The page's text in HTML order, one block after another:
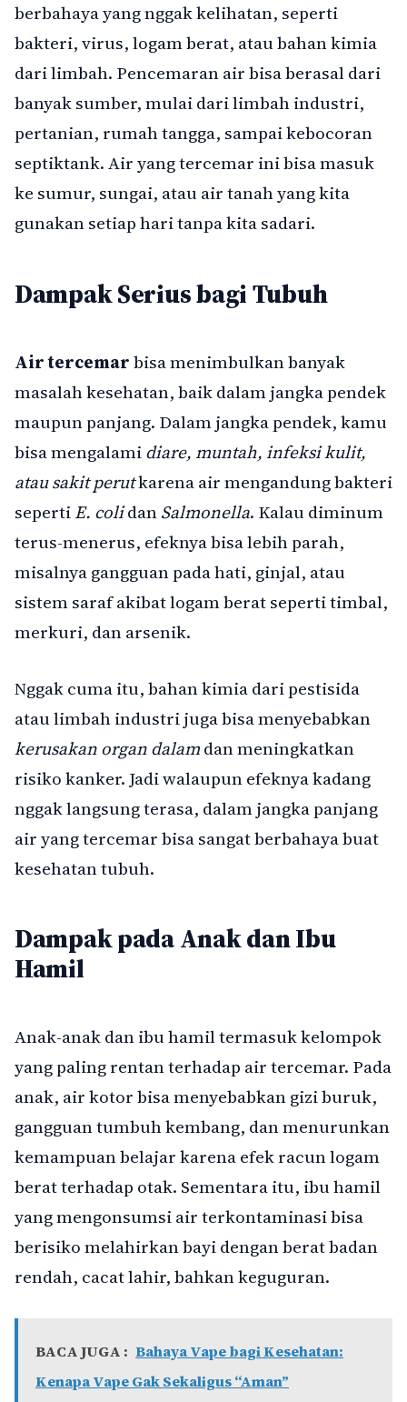
berbahaya yang nggak kelihatan, seperti
bakteri, virus, logam berat, atau bahan kimia
dari limbah. Pencemaran air bisa berasal dari
banyak sumber, mulai dari limbah industri,
pertanian, rumah tangga, sampai kebocoran
septiktank. Air yang tercemar ini bisa masuk
ke sumur, sungai, atau air tanah yang kita
gunakan setiap hari tanpa kita sadari.
Dampak Serius bagi Tubuh
Air tercemarbisa menimbulkan banyak
masalah kesehatan, baik dalam jangka pendek
maupun panjang. Dalam jangka pendek, kamu
bisa mengalamidiare, muntah, infeksi kulit,
atau sakit perutkarena air mengandung bakteri
sepertiE. colidanSalmonella. Kalau diminum
terus-menerus, efeknya bisa lebih parah,
misalnya gangguan pada hati, ginjal, atau
sistem saraf akibat logam berat seperti timbal,
merkuri, dan arsenik.
Nggak cuma itu, bahan kimia dari pestisida
atau limbah industri juga bisa menyebabkan
kerusakan organ dalamdan meningkatkan
risiko kanker. Jadi walaupun efeknya kadang
nggak langsung terasa, dalam jangka panjang
air yang tercemar bisa sangat berbahaya buat
kesehatan tubuh.
Dampak pada Anak dan Ibu
Hamil
Anak-anak dan ibu hamil termasuk kelompok
yang paling rentan terhadap air tercemar. Pada
anak, air kotor bisa menyebabkan gizi buruk,
gangguan tumbuh kembang, dan menurunkan
kemampuan belajar karena efek racun logam
berat terhadap otak. Sementara itu, ibu hamil
yang mengonsumsi air terkontaminasi bisa
berisiko melahirkan bayi dengan berat badan
rendah, cacat lahir, bahkan keguguran.
BACA JUGA : Bahaya Vape bagi Kesehatan:
Kenapa Vape Gak Sekaligus “Aman”